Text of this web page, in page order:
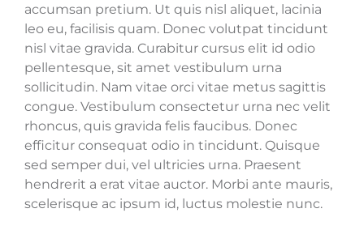
accumsan pretium. Ut quis nisl aliquet, lacinia
leo eu, facilisis quam. Donec volutpat tincidunt
nisl vitae gravida. Curabitur cursus elit id odio
pellentesque, sit amet vestibulum urna
sollicitudin. Nam vitae orci vitae metus sagittis
congue. Vestibulum consectetur urna nec velit
rhoncus, quis gravida felis faucibus. Donec
efficitur consequat odio in tincidunt. Quisque
sed semper dui, vel ultricies urna. Praesent
hendrerit a erat vitae auctor. Morbi ante mauris,
scelerisque ac ipsum id, luctus molestie nunc.